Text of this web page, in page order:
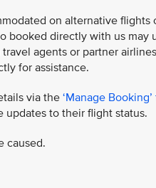
on alternative flights
booked directly with us may
agents or partner
for assistance.
via the‘Manage
updates to their flight status.
caused.